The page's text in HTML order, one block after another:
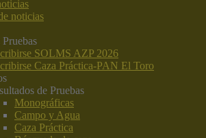
noticias
SOLMS AZP 2026
Caza Práctica-PAN El Toro
de Pruebas
Monográficas
Campo y Agua
Caza Práctica